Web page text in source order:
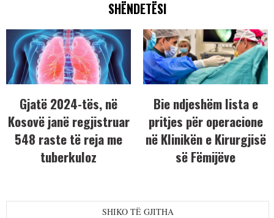
SHËNDETËSI
Gjatë 2024-tës, në
Kosovë janë regjistruar
548 raste të reja me
tuberkuloz
Bie ndjeshëm lista e
pritjes për operacione
në Klinikën e Kirurgjisë
së Fëmijëve
SHIKO TË GJITHA